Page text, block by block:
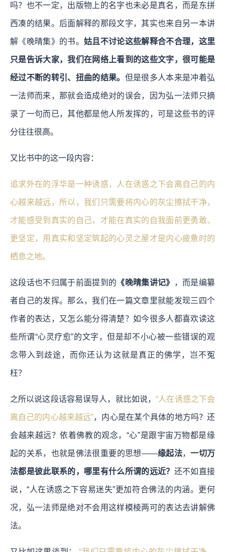
吗？也不一定，出版物上的名字也未必是真名，而是东拼
西凑的结果。后面解释的那段文字，其实也来自另一本讲
解《晚晴集》的书。 姑且不讨论这些解释合不合理，这里
只是告诉大家，我们在网络上看到的这些文字，很可能是
经过不断的转引、扭曲的结果。 但是很多人本来是冲着弘
一法师而来，那就会造成绝对的误会，因为弘一法师只摘
录了一句而已，其他都是他人所发挥的，可是这些书的评
分往往很高。
又比书中的这一段内容：
追求外在的浮华是一种诱惑，人在诱惑之下会离自己的内
心越来越远，所以，我们只需要将内心的灰尘擦拭干净，
才能感受到真实的自己，才能在真实的自我面前更勇敢、
更坚定，用真实和坚定筑起的心灵之屋才是内心疲惫时的
栖息之地。
这段话也不归属于前面提到的 《晚晴集讲记》 ，而是编纂
者自己的发挥。那么，我们在一篇文章里就能发现三四个
作者的表达，又怎么能分得清楚？如今很多人都喜欢读这
些所谓“心灵疗愈”的文字，但是却不小心被一些错误的观
念带入到歧途，而你还认为这就是真正的佛学，岂不冤
枉？
之所以说这段话容易误导人，就比如说，“人在诱惑之下会
离自己的内心越来越远”，内心是在某个具体的地方吗？还
会越来越远？依着佛教的观念，“心”是跟宇宙万物都是缘
起的关系，也就是佛法很重要的思想——缘起法，一切万
法都是彼此联系的，哪里有什么所谓的远近？ 还不如直接
说，“人在诱惑之下容易迷失”更加符合佛法的内涵。更何
况，弘一法师是绝对不会用这样模棱两可的表达去讲解佛
法。